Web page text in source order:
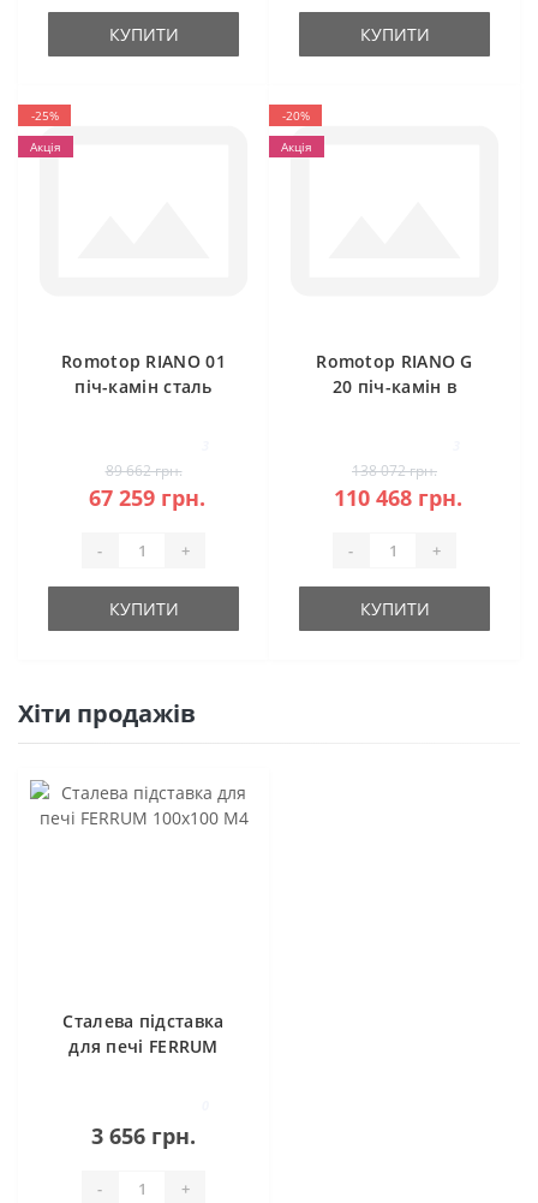
КУПИТИ КУПИТИ
-25%
Акція
Romotop RIANO 01
піч-камін сталь
89 662 грн.
67 259 грн.
- +
КУПИТИ
-20%
Акція
Romotop RIANO G
20 піч-камін в
138 072 грн.
110 468 грн.
- +
КУПИТИ
Хіти продажів
Сталева підставка
для печі FERRUM
3 656 грн.
- +